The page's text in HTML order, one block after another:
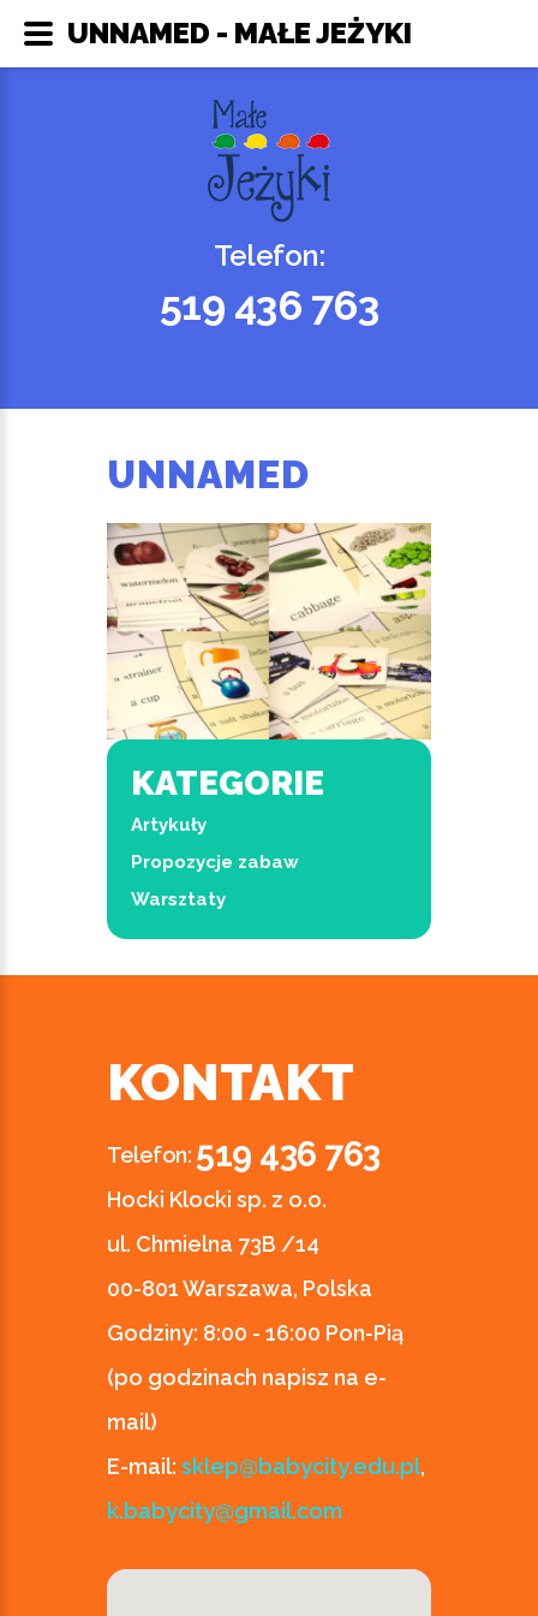
Telefon:
519 436 763
UNNAMED
KATEGORIE
Artykuły
Propozycje zabaw
Warsztaty
KONTAKT
Telefon: 519 436 763
Hocki Klocki sp. z o.o.
ul. Chmielna 73B /14
00-801 Warszawa, Polska
Godziny: 8:00 - 16:00 Pon-Pią
(po godzinach napisz na e-
mail)
E-mail: sklep@babycity.edu.pl,
k.babycity@gmail.com
UNNAMED - MAŁE JEŻYKI